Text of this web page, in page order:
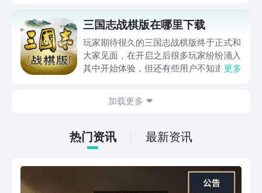
三国志战棋版在哪里下载
玩家期待很久的三国志战棋版终于正式和
大家见面，在开启之后很多玩家纷纷涌入
其中开始体验，但还有些用户不知道三国
要直接点击下方链接就能开始下载，这款
对战中操作，非常适合喜欢战争策略游戏
玩家选择。
更多
加载更多
热门资讯 最新资讯